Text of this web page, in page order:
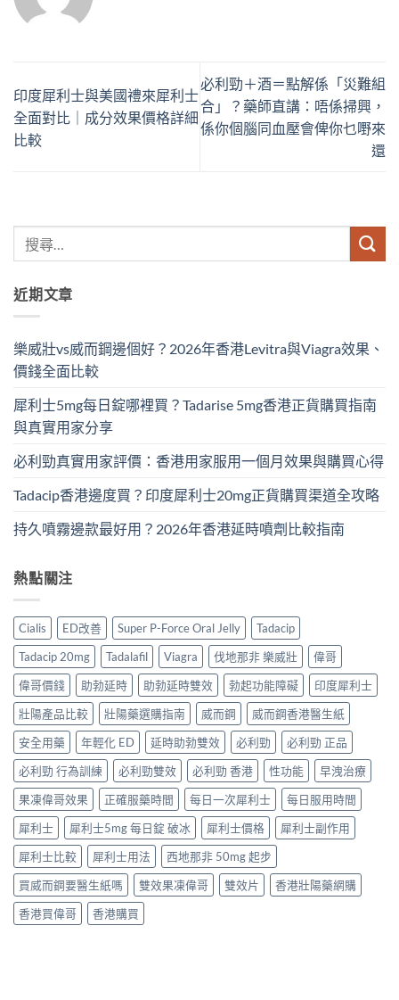
印度犀利士與美國禮來犀利士
全面對比｜成分效果價格詳細
比較
必利勁＋酒＝點解係「災難組
合」？藥師直講：唔係掃興，
係你個腦同血壓會俾你乜嘢來
還
近期文章
樂威壯vs威而鋼邊個好？2026年香港Levitra與Viagra效果、
價錢全面比較
犀利士5mg每日錠哪裡買？Tadarise 5mg香港正貨購買指南
與真實用家分享
必利勁真實用家評價：香港用家服用一個月效果與購買心得
Tadacip香港邊度買？印度犀利士20mg正貨購買渠道全攻略
持久噴霧邊款最好用？2026年香港延時噴劑比較指南
熱點關注
Cialis ED改善 Super P-Force Oral Jelly
Tadacip
Tadacip 20mg
Tadalafil Viagra 伐地那非 樂威壯
偉哥
偉哥價錢
助勃延時 助勃延時雙效 勃起功能障礙
印度犀利士
壯陽產品比較
壯陽藥選購指南 威而鋼
威而鋼香港醫生紙
安全用藥
年輕化 ED 延時助勃雙效 必利勁
必利勁 正品
必利勁 行為訓練
必利勁雙效 必利勁 香港 性功能
早洩治療
果凍偉哥效果
正確服藥時間 每日一次犀利士
每日服用時間
犀利士
犀利士5mg 每日錠 破冰 犀利士價格
犀利士副作用
犀利士比較
犀利士用法
西地那非 50mg 起步
買威而鋼要醫生紙嗎
雙效果凍偉哥 雙效片
香港壯陽藥網購
香港買偉哥
香港購買